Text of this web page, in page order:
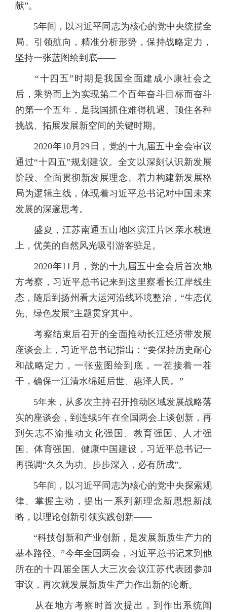
献”。
5年间，以习近平同志为核心的党中央统揽全
局、引领航向，精准分析形势，保持战略定力，
坚持一张蓝图绘到底——
“十四五”时期是我国全面建成小康社会之
后，乘势而上为实现第二个百年奋斗目标而奋斗
的第一个五年，是我国抓住难得机遇、顶住各种
挑战、拓展发展新空间的关键时期。
2020年10月29日，党的十九届五中全会审议
通过“十四五”规划建议。全文以深刻认识新发展
阶段、全面贯彻新发展理念、着力构建新发展格
局为逻辑主线，体现着习近平总书记对中国未来
发展的深邃思考。
盛夏，江苏南通五山地区滨江片区亲水栈道
上，优美的自然风光吸引游客驻足。
2020年11月，党的十九届五中全会后首次地
方考察，习近平总书记来到这里察看长江岸线生
态，随后到扬州看大运河沿线环境整治，“生态优
先、绿色发展”主题贯穿其中。
考察结束后召开的全面推动长江经济带发展
座谈会上，习近平总书记指出：“要保持历史耐心
和战略定力，一张蓝图绘到底，一茬接着一茬
干，确保一江清水绵延后世、惠泽人民。”
5年来，从多次主持召开推动区域发展战略落
实的座谈会，到连续5年在全国两会上谈创新，再
到矢志不渝推动文化强国、教育强国、人才强
国、体育强国、健康中国建设，习近平总书记一
再强调“久久为功、步步深入，必有所成”。
5年间，以习近平同志为核心的党中央探索规
律、掌握主动，提出一系列新理念新思想新战
略，以理论创新引领实践创新——
“科技创新和产业创新，是发展新质生产力的
基本路径。”今年全国两会，习近平总书记来到他
所在的十四届全国人大三次会议江苏代表团参加
审议，再次就发展新质生产力作出新的论断。
从在地方考察时首次提出，到作出系统阐